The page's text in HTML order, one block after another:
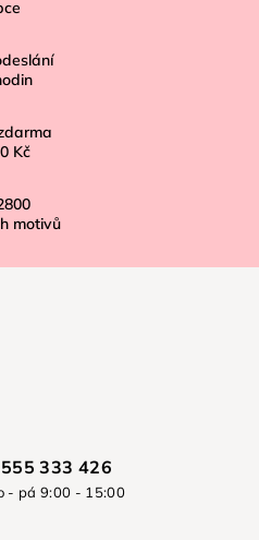
Kč
motivů
333 426
- pá 9:00 - 15:00